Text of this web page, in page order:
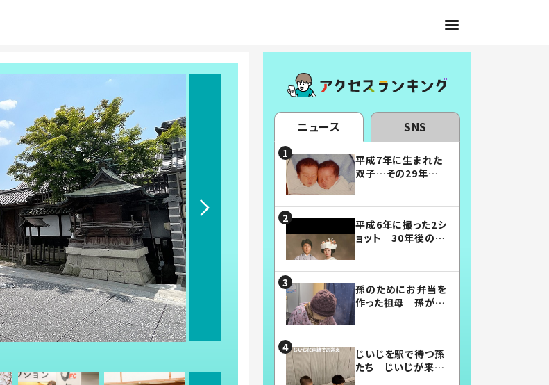
ニュース SNS
平成7年に生まれた
双子…その29年後
平成6年に撮った2シ
ョット 30年後の姿
孫のためにお弁当を
作った祖母 孫が絶
じいじを駅で待つ孫
たち じいじが来た